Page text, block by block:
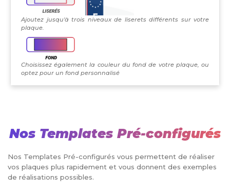
Ajoutez jusqu'à trois niveaux de liserets différents sur votre
plaque.
Choisissez également la couleur du fond de votre plaque, ou
optez pour un fond personnalisé
Nos Templates Pré-configurés
Nos Templates Pré-configurés vous permettent de réaliser
vos plaques plus rapidement et vous donnent des exemples
de réalisations possibles.